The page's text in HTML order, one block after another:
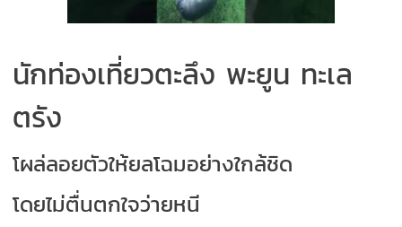
นักท่องเที่ยวตะลึง พะยูน ทะเล
ตรัง
โผล่ลอยตัวให้ยลโฉมอย่างใกล้ชิด
โดยไม่ตื่นตกใจว่ายหนี